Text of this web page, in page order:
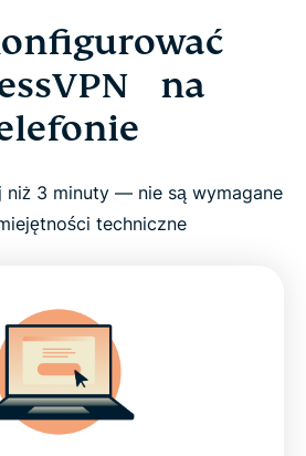
na
niż 3 minuty — nie są wymagane
techniczne